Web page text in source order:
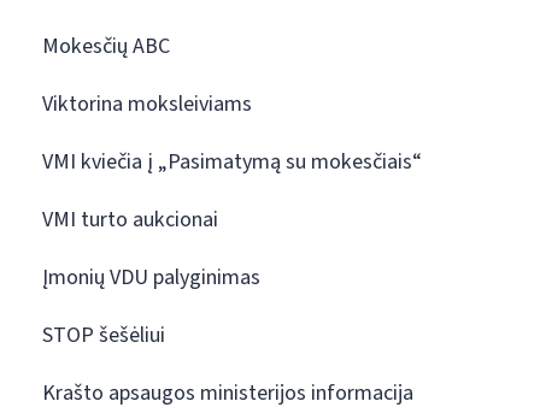
Mokesčių ABC
Viktorina moksleiviams
VMI kviečia į „Pasimatymą su mokesčiais“
VMI turto aukcionai
Įmonių VDU palyginimas
STOP šešėliui
Krašto apsaugos ministerijos informacija